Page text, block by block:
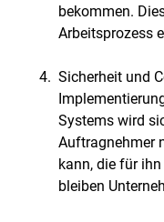
bekommen.
Arbeitsprozess
Sicherheit und
Systems wird
Auftragnehmer
kann, die für
bleiben